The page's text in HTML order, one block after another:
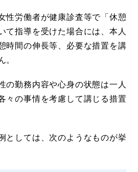
性労働者が健康診査等で「休憩
て指導を受けた場合には、本人
時間の伸長等、必要な措置を講
。
の勤務内容や心身の状態は一人
々の事情を考慮して講じる措置
としては、次のようなものが挙